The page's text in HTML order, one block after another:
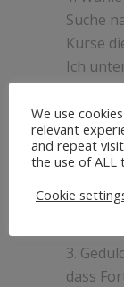
Suche
Kurse
Ich
es aus.
2.
Gurte
3.
dass
We use
relevant
and repeat
the use of ALL
Cookie